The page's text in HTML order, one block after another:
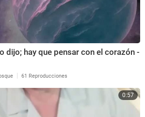
dijo; hay que pensar con el corazón -
| 61 Reproducciones
0:57